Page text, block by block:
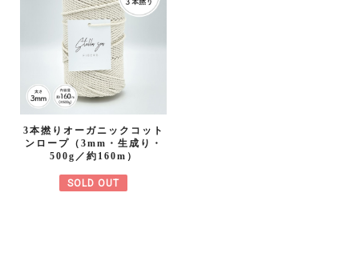
3本撚りオーガニックコット
ンロープ（3mm・生成り・
500g／約160m）
SOLD OUT